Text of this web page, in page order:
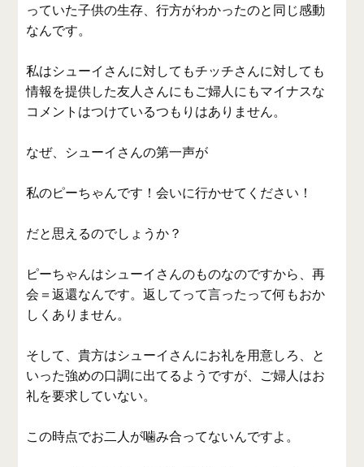
っていた子供の生存、行方がわかったのと同じ感動
なんです。
私はシューイさんに対してもチッチさんに対しても
情報を提供した友人さんにもご婦人にもマイナスな
コメントはつけているつもりはありません。
なぜ、シューイさんの第一声が
私のピーちゃんです！会いに行かせてください！
だと思えるのでしょうか？
ピーちゃんはシューイさんのものなのですから、再
会＝返還なんです。返してって言ったって何もおか
しくありません。
そして、貴方はシューイさんにお礼を用意しろ、と
いった強めの口調に出てるようですが、ご婦人はお
礼を要求していない。
この時点でお二人が噛み合ってないんですよ。